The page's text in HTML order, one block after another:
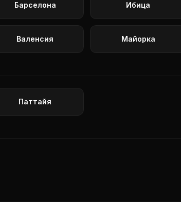
Барселона Ибица
Валенсия Майорка
Паттайя